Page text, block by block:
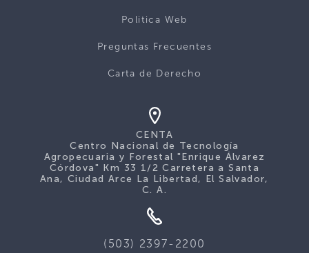
Politica Web
Preguntas Frecuentes
Carta de Derecho
CENTA
Centro Nacional de Tecnología
Agropecuaria y Forestal "Enrique Álvarez
Córdova" Km 33 1/2 Carretera a Santa
Ana, Ciudad Arce La Libertad, El Salvador,
C. A.
(503) 2397-2200